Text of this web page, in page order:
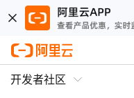
开发者社区